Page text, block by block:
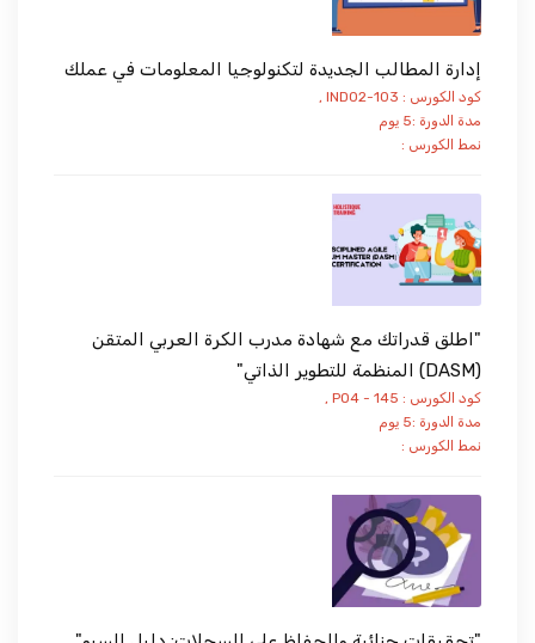
إدارة المطالب الجديدة لتكنولوجيا المعلومات في عملك
كود الكورس : IND02-103 ,
مدة الدورة :5 يوم
نمط الكورس :
"اطلق قدراتك مع شهادة مدرب الكرة العربي المتقن
(DASM) المنظمة للتطوير الذاتي"
كود الكورس : PO4 - 145 ,
مدة الدورة :5 يوم
نمط الكورس :